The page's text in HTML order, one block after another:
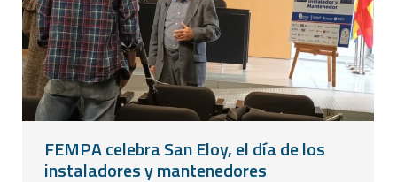
FEMPA celebra San Eloy, el día de los
instaladores y mantenedores